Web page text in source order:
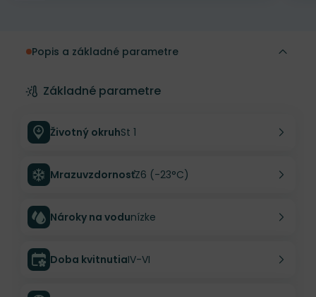
Popis a základné parametre
Základné parametre
Životný okruhSt 1
MrazuvzdornosťZ6 (-23°C)
Nároky na vodunízke
Doba kvitnutiaIV-VI